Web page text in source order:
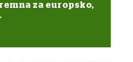
za europsko,